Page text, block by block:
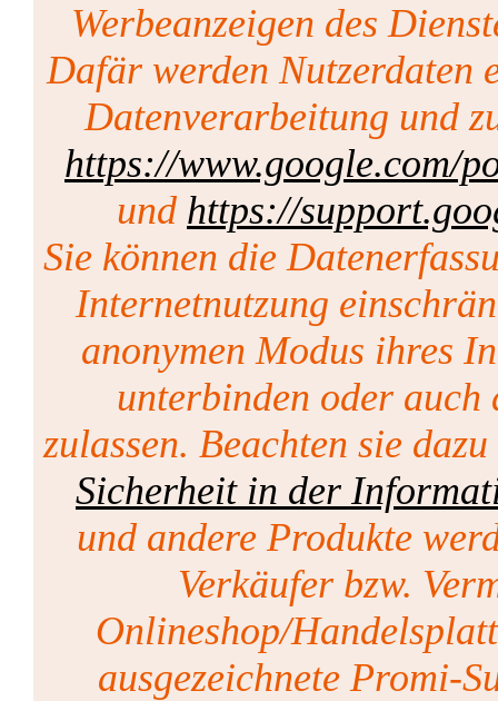
Werbeanzeigen des
Dafär werden Nutzerdaten
Datenverarbeitung und
https://www.google.com/
und https://
Sie können die
Internetnutzung
anonymen Modus ihres
unterbinden oder auch
zulassen. Beachten sie
Sicherheit in der
und andere Produkte
Verkäufer bzw.
Onlineshop/
ausgezeichnete Promi-